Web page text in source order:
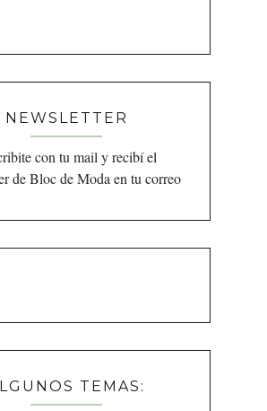
NEWSLETTER
con tu mail y recibí el
de Bloc de Moda en tu correo
TEMAS: